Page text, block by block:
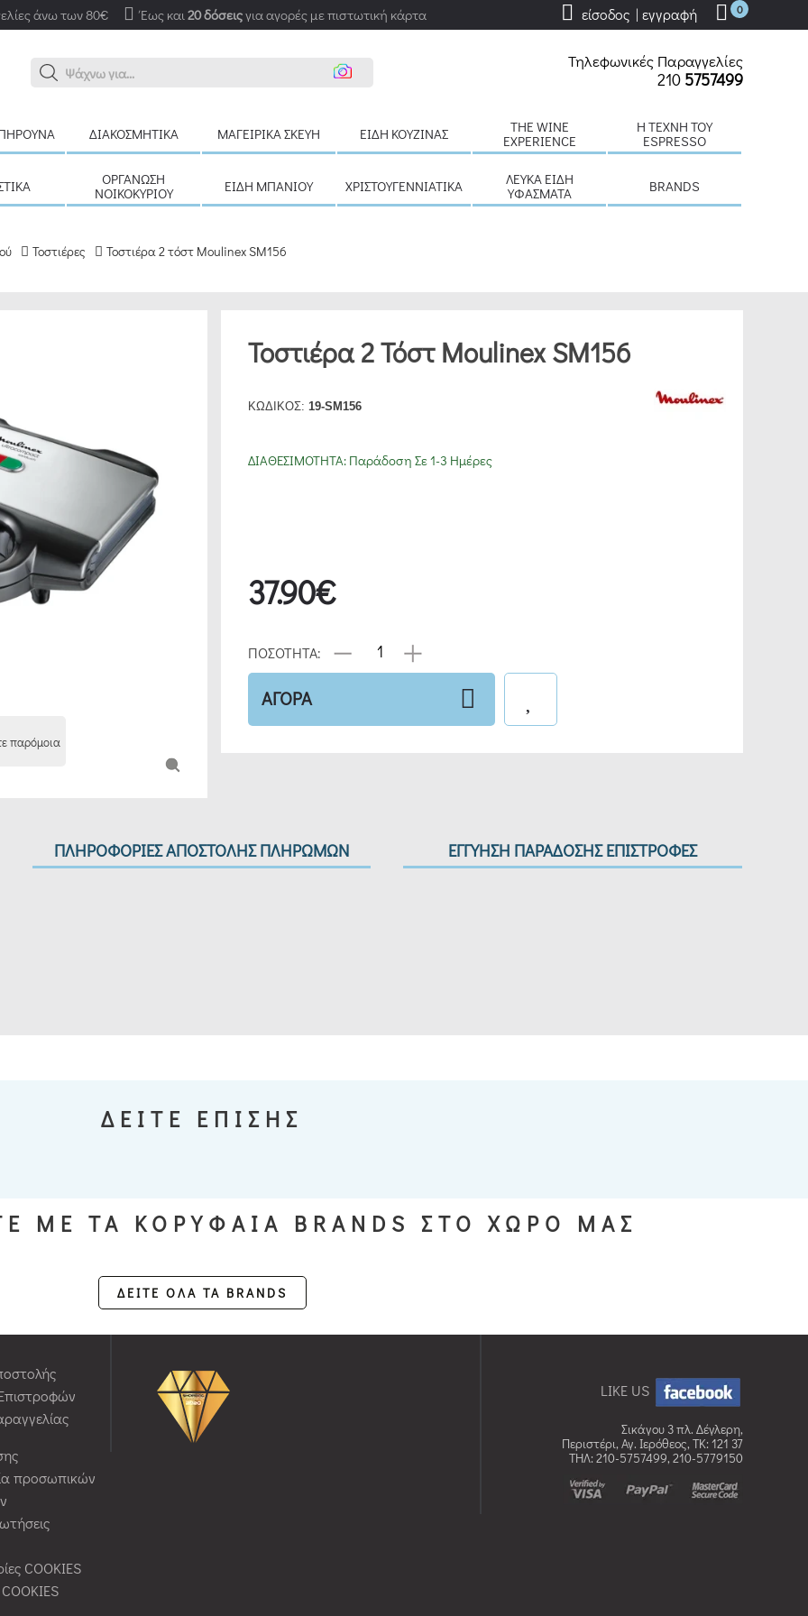
άνω των 80€ Έως και20 δόσειςγια αγορές με πιστωτική κάρτα 0
είσοδος | εγγραφή
Αν
Τηλεφωνικές Παραγγελίες
210 5757499
ΔΙΑΚΟΣΜΗΤΙΚΆ ΜΑΓΕΙΡΙΚΆ ΣΚΕΎΗ ΕΊΔΗ ΚΟΥΖΊΝΑΣ
THE WINE
EXPERIENCE
H ΤΈΧΝΗ ΤΟΥ
ESPRESSO
ΟΡΓΆΝΩΣΗ
ΝΟΙΚΟΚΥΡΙΟΎ
ΕΊΔΗ ΜΠΆΝΙΟΥ ΧΡΙΣΤΟΥΓΕΝΝΙΆΤΙΚΑ
ΛΕΥΚΆ ΕΊΔΗ
ΥΦΆΣΜΑΤΑ
BRANDS
Τοστιέρες Τοστιέρα 2 τόστ Moulinex SM156
παρόμοια
Τοστιέρα 2 Τόστ Moulinex SM156
ΚΩΔΙΚΟΣ: 19-SM156
ΔΙΑΘΕΣΙΜΟΤΗΤΑ: Παράδοση Σε 1-3 Ημέρες
37.90€
ΠΟΣΟΤΗΤΑ:
ΑΓΟΡΑ
ΠΛΗΡΟΦΟΡΙΕΣ ΑΠΟΣΤΟΛΗΣ ΠΛΗΡΩΜΩΝ ΕΓΓΥΗΣΗ ΠΑΡΑΔΟΣΗΣ ΕΠΙΣΤΡΟΦΕΣ
ΔΕΙΤΕ ΕΠΙΣΗΣ
ΜΕ ΤΑ ΚΟΡΥΦΑΙΑ BRANDS ΣΤΟ ΧΩΡΟ ΜΑΣ
ΔΕΙΤΕ ΟΛΑ ΤΑ BRANDS
προσωπικών
COOKIES
LIKE US
Σικάγου 3 πλ. Δέγλερη,
Περιστέρι, Αγ. Ιερόθεος, TK: 121 37
ΤΗΛ: 210-5757499, 210-5779150